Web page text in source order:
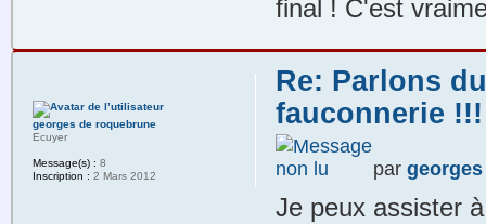
final ! C'est
Re: Parlons
fauconnerie !!!
par
Je peux assister
georges de roquebrune
Ecuyer
Message(s) : 8
Inscription : 2 Mars 2012